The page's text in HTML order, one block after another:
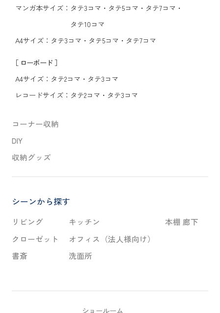
コーナー収納
DIY
収納グッズ
マンガ本サイズ： タテ3コマ ・ タテ5コマ ・ タテ7コマ ・
タテ10コマ
A4サイズ： タテ3コマ ・ タテ5コマ ・ タテ7コマ
［ ローボード ］
A4サイズ： タテ2コマ ・ タテ3コマ
レコードサイズ： タテ2コマ ・ タテ3コマ
シーンから探す
リビング
クローゼット
書斎
キッチン
オフィス（法人様向け）
洗面所
本棚 廊下
ショールーム